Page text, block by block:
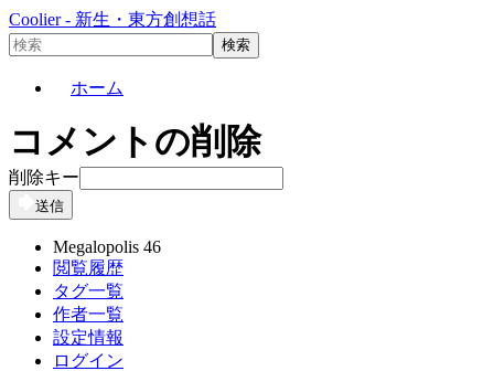
Coolier - 新生・東方創想話
ホーム
コメントの削除
削除キー
送信
Megalopolis 46
閲覧履歴
タグ一覧
作者一覧
設定情報
ログイン